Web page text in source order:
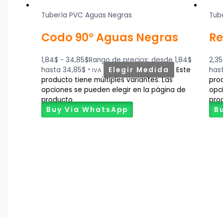
Tubería PVC Aguas Negras
Codo 90° Aguas Negras
1,84$ - 34,85$Rango de precios: desde 1,84$
hasta 34,85$ * IVA Elegir Medida
Este
producto tiene múltiples variantes. Las
opciones se pueden elegir en la página de
producto
Buy Via WhatsApp
2,35